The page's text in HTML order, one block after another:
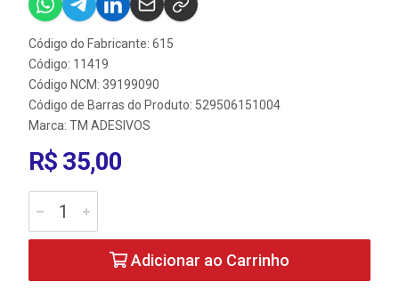
Código do Fabricante: 615
Código: 11419
Código NCM: 39199090
Código de Barras do Produto: 529506151004
Marca: TM ADESIVOS
R$ 35,00
Adicionar ao Carrinho